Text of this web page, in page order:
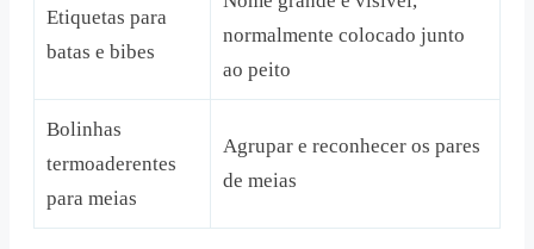
Etiquetas para
batas e bibes
normalmente colocado junto
ao peito
Bolinhas
termoaderentes
para meias
Agrupar e reconhecer os pares
de meias